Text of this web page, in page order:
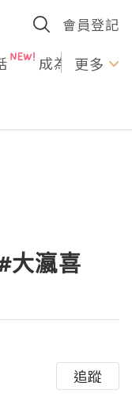
會員登記
成為U更多
大瀛喜
追蹤